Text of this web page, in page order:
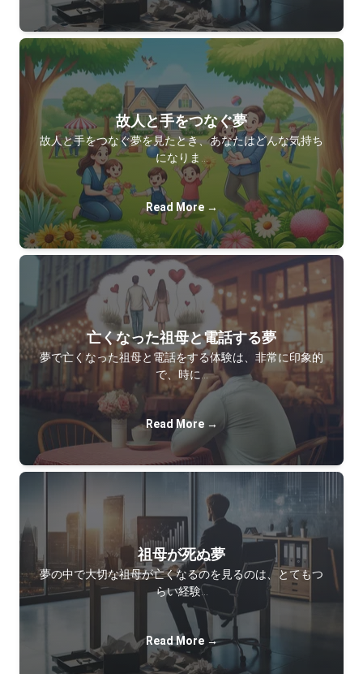
故人と手をつなぐ夢
故人と手をつなぐ夢を見たとき、あなたはどんな気持ち
になりま…
Read More →
亡くなった祖母と電話する夢
夢で亡くなった祖母と電話をする体験は、非常に印象的
で、時に…
Read More →
祖母が死ぬ夢
夢の中で大切な祖母が亡くなるのを見るのは、とてもつ
らい経験…
Read More →